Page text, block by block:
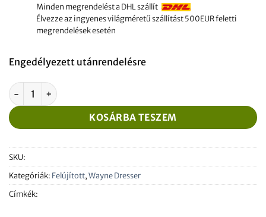
Minden megrendelést a DHL szállít
Élvezze az ingyenes világméretű szállítást 500EUR feletti
megrendelések esetén
Engedélyezett utánrendelésre
Felújított Wayne Dresser IGEM Display WM010887-0001
KOSÁRBA TESZEM
SKU:
Kategóriák: Felújított,Wayne Dresser
Címkék: